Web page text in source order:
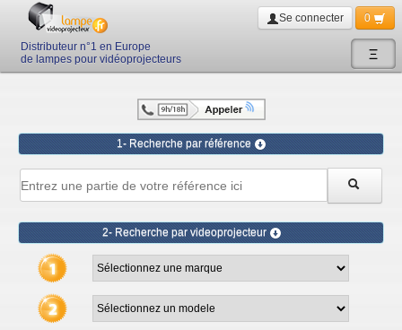
Ξ
Distributeur n°1 en Europe
de lampes pour vidéoprojecteurs
Se connecter 0
1- Recherche par référence
2- Recherche par videoprojecteur